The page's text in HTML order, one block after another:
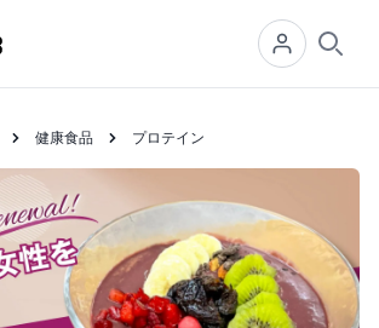
健康食品 プロテイン